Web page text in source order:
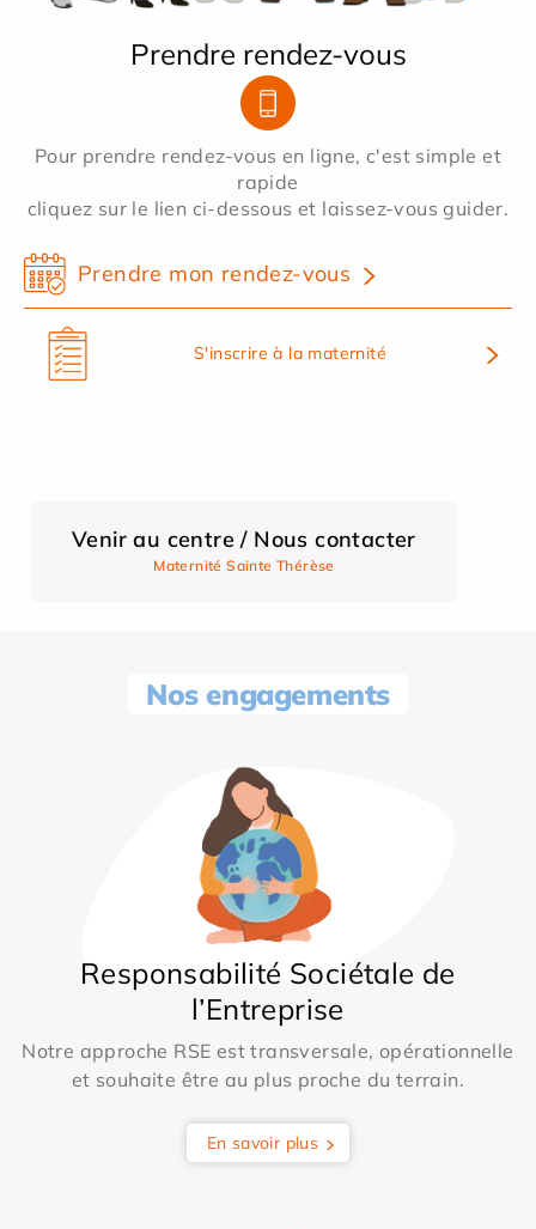
Prendre rendez-vous
Pour prendre rendez-vous en ligne, c'est simple et
rapide
cliquez sur le lien ci-dessous et laissez-vous guider.
Prendre mon rendez-vous
S'inscrire à la maternité
Venir au centre / Nous contacter
Maternité Sainte Thérèse
Nos engagements
Responsabilité Sociétale de
l’Entreprise
Notre approche RSE est transversale, opérationnelle
et souhaite être au plus proche du terrain.
En savoir plus